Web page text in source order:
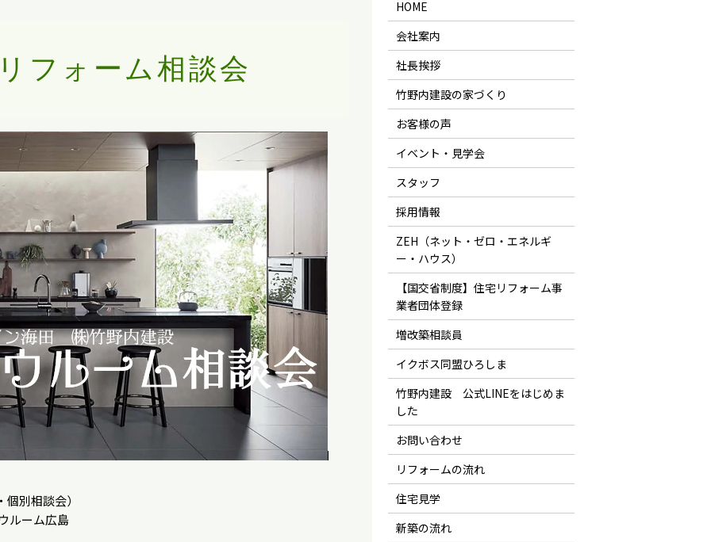
ォーム相談会
別相談会）
ルーム広島
HOME
会社案内
社長挨拶
竹野内建設の家づくり
お客様の声
イベント・見学会
スタッフ
採用情報
ZEH（ネット・ゼロ・エネルギ
ー・ハウス）
【国交省制度】住宅リフォーム事
業者団体登録
増改築相談員
イクボス同盟ひろしま
竹野内建設 公式LINEをはじめま
した
お問い合わせ
リフォームの流れ
住宅見学
新築の流れ